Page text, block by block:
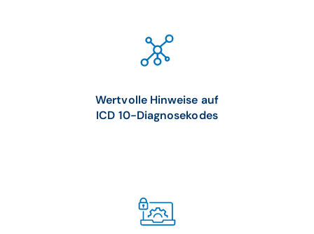
Wertvolle Hinweise auf
ICD 10-Diagnosekodes